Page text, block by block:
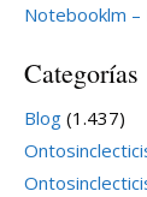
Notebooklm –
Categorías
Blog (1.437)